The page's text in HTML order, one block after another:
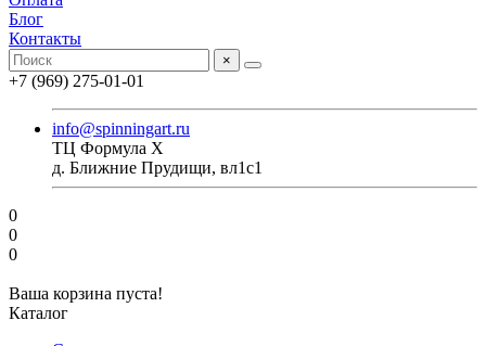
Блог
Контакты
×
+7 (969) 275-01-01
info@spinningart.ru
ТЦ Формула X
д. Ближние Прудищи, вл1с1
0
0
0
Ваша корзина пуста!
Каталог